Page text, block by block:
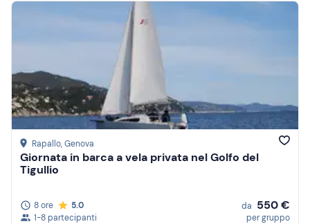
Rapallo, Genova
Giornata in barca a vela privata nel Golfo del
Tigullio
8 ore
5.0
1-8 partecipanti
da 550 €
per gruppo